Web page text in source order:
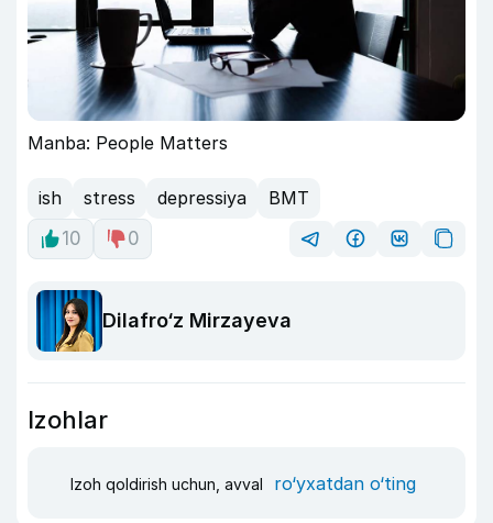
Manba: People Matters
ish stress depressiya
BMT
10
0
Dilafro‘z Mirzayeva
Izohlar
Izoh qoldirish uchun, avval ro‘yxatdan o‘ting